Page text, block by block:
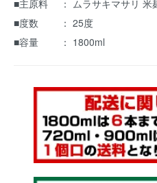
■主原料 ： ムラサキマサリ 米
■度数 ： 25度
■容量 ： 1800ml